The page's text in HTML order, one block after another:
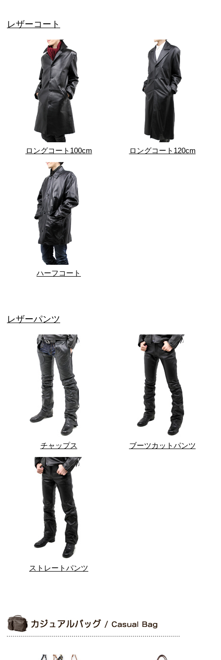
レザーコート
ロングコート100cm ロングコート120cm
ハーフコート
レザーパンツ
チャップス ブーツカットパンツ
ストレートパンツ